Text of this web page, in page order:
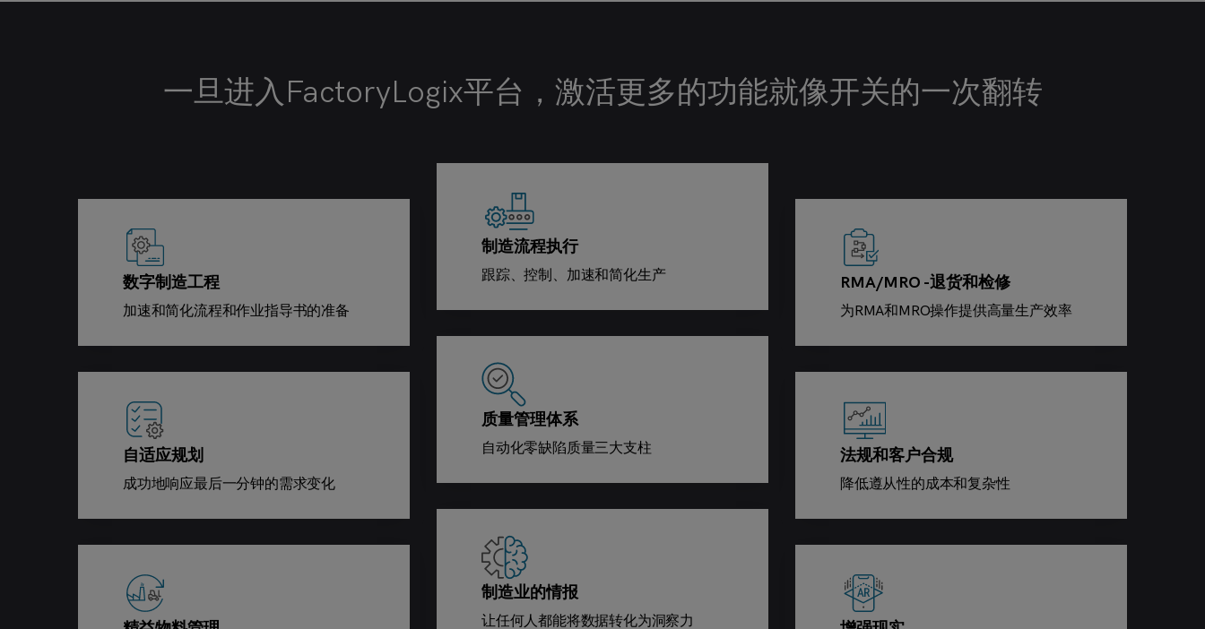
一旦进入FactoryLogix平台，激活更多的功能就像开关的一次翻转
数字制造工程
加速和简化流程和作业指导书的准备
自适应规划
成功地响应最后一分钟的需求变化
制造流程执行
跟踪、控制、加速和简化生产
质量管理体系
自动化零缺陷质量三大支柱
制造业的情报
让任何人都能将数据转化为洞察力
RMA/MRO -退货和检修
为RMA和MRO操作提供高量生产效率
法规和客户合规
降低遵从性的成本和复杂性